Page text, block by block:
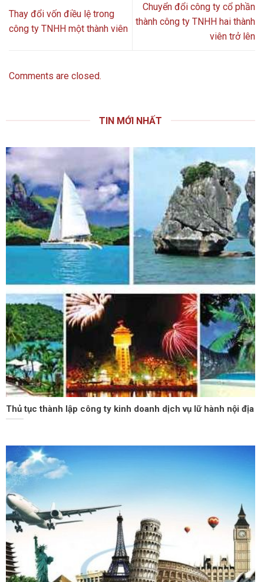
Thay đổi vốn điều lệ trong
công ty TNHH một thành viên
Chuyển đổi công ty cổ phần
thành công ty TNHH hai thành
viên trở lên
Comments are closed.
TIN MỚI NHẤT
Thủ tục thành lập công ty kinh doanh dịch vụ lữ hành nội địa